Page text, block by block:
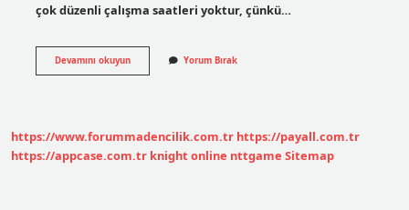
çok düzenli çalışma saatleri yoktur, çünkü…
Devamını okuyunBir
Pilot
Yorum Bırak
https://www.forummadencilik.com.tr https://payall.com.tr
https://appcase.com.tr knight online nttgame Sitemap